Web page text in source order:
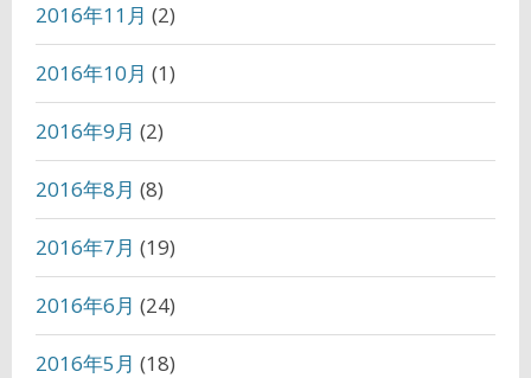
2016年11月 (2)
2016年10月 (1)
2016年9月 (2)
2016年8月 (8)
2016年7月 (19)
2016年6月 (24)
2016年5月 (18)